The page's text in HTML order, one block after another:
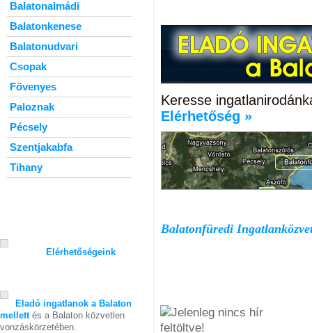
Balatonalmádi
Balatonkenese
Balatonudvari
Csopak
Fövenyes
Paloznak
Pécsely
Szentjakabfa
Tihany
Elérhetőségeink
Eladó ingatlanok a Balaton
mellett és a Balaton közvetlen
vonzáskörzetében.
Keresse
Elérhetőség »
Balatonfüredi